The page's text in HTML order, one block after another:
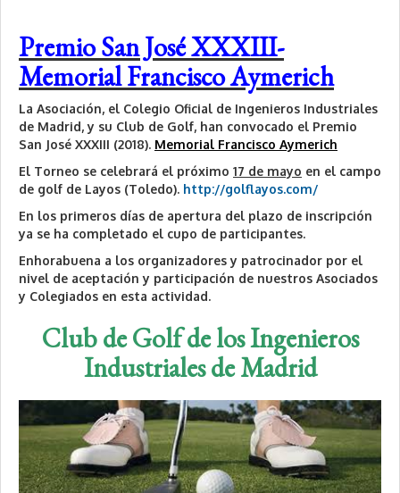
Premio San José XXXIII-
Memorial Francisco Aymerich
La Asociación, el Colegio Oficial de Ingenieros Industriales
de Madrid, y su Club de Golf, han convocado el Premio
San José XXXIII (2018). Memorial Francisco Aymerich
El Torneo se celebrará el próximo 17 de mayo en el campo
de golf de Layos (Toledo). http://golflayos.com/
En los primeros días de apertura del plazo de inscripción
ya se ha completado el cupo de participantes.
Enhorabuena a los organizadores y patrocinador por el
nivel de aceptación y participación de nuestros Asociados
y Colegiados en esta actividad.
Club de Golf de los Ingenieros
Industriales de Madrid